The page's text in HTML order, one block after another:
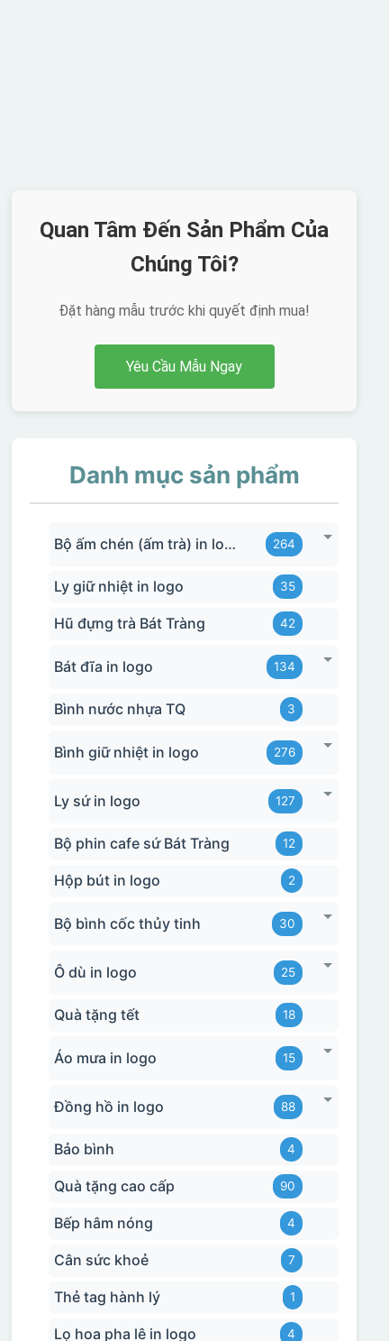
Quan Tâm Đến Sản Phẩm Của
Chúng Tôi?
Đặt hàng mẫu trước khi quyết định mua!
Yêu Cầu Mẫu Ngay
Danh mục sản phẩm
Bộ ấm chén (ấm trà) in logo 264
Ly giữ nhiệt in logo 35
Hũ đựng trà Bát Tràng 42
Bát đĩa in logo 134
Bình nước nhựa TQ 3
Bình giữ nhiệt in logo 276
Ly sứ in logo 127
Bộ phin cafe sứ Bát Tràng 12
Hộp bút in logo 2
Bộ bình cốc thủy tinh 30
Ô dù in logo 25
Quà tặng tết 18
Áo mưa in logo 15
Đồng hồ in logo 88
Bảo bình 4
Quà tặng cao cấp 90
Bếp hâm nóng 4
Cân sức khoẻ 7
Thẻ tag hành lý 1
Lọ hoa pha lê in logo 4